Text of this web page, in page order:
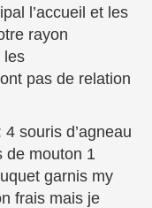
l’accueil et les
rayon
les
pas de relation
souris d’agneau
de mouton 1
garnis my
frais mais je